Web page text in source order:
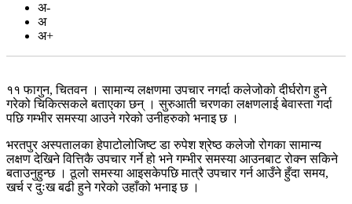
अ-
अ
अ+
११ फागुन, चितवन । सामान्य लक्षणमा उपचार नगर्दा कलेजोको दीर्घरोग हुने
गरेको चिकित्सकले बताएका छन् । सुरुआती चरणका लक्षणलाई बेवास्ता गर्दा
पछि गम्भीर समस्या आउने गरेको उनीहरुको भनाइ छ ।
भरतपुर अस्पतालका हेपाटोलोजिष्ट डा रुपेश श्रेष्ठ कलेजो रोगका सामान्य
लक्षण देखिने वित्तिकै उपचार गर्ने हो भने गम्भीर समस्या आउनबाट रोक्न सकिने
बताउनुहुन्छ । ठूलो समस्या आइसकेपछि मात्रै उपचार गर्न आउँने हुँदा समय,
खर्च र दुःख बढी हुने गरेको उहाँको भनाइ छ ।